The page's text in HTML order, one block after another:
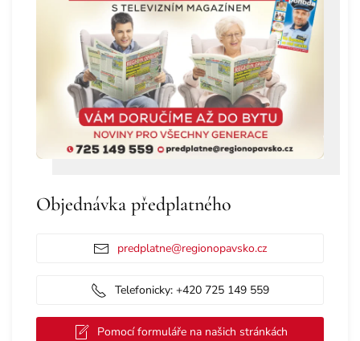
Objednávka předplatného
predplatne@regionopavsko.cz
Telefonicky: +420 725 149 559
Pomocí formuláře na našich stránkách